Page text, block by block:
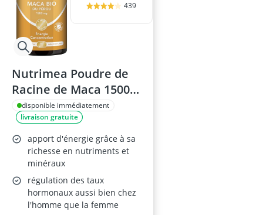
439
Nutrimea Poudre de
Racine de Maca 1500
mg, 90 Gélules
disponible immédiatement
livraison gratuite
apport d'énergie grâce à sa
richesse en nutriments et
minéraux
régulation des taux
hormonaux aussi bien chez
l'homme que la femme